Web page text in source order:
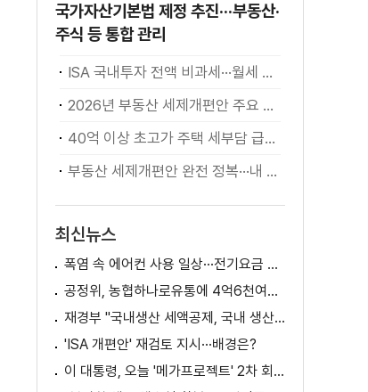
국가자산기본법 제정 추진···부동산·
주식 등 통합 관리
ISA 국내투자 전액 비과세···월세 세액공제 확대
2026년 부동산 세제개편안 주요 현안 팩트체크 [K-정책 사용법]
40억 이상 초고가 주택 세부담 급증···실수요자 보호 강화
부동산 세제개편안 완전 정복···내 세금 어떻게 달라지나? [K-정책 사용법]
최신뉴스
폭염 속 에어컨 사용 일상···전기요금 줄이려면?
공정위, 농협하나로유통에 4억6천여만 원 과징금
재경부 "국내생산 세액공제, 국내 생산 기반이 취약한 '품목' 지원" [정책 바로보기]
'ISA 개편안' 재검토 지시···배경은?
이 대통령, 오늘 '메가프로젝트' 2차 회의 주재